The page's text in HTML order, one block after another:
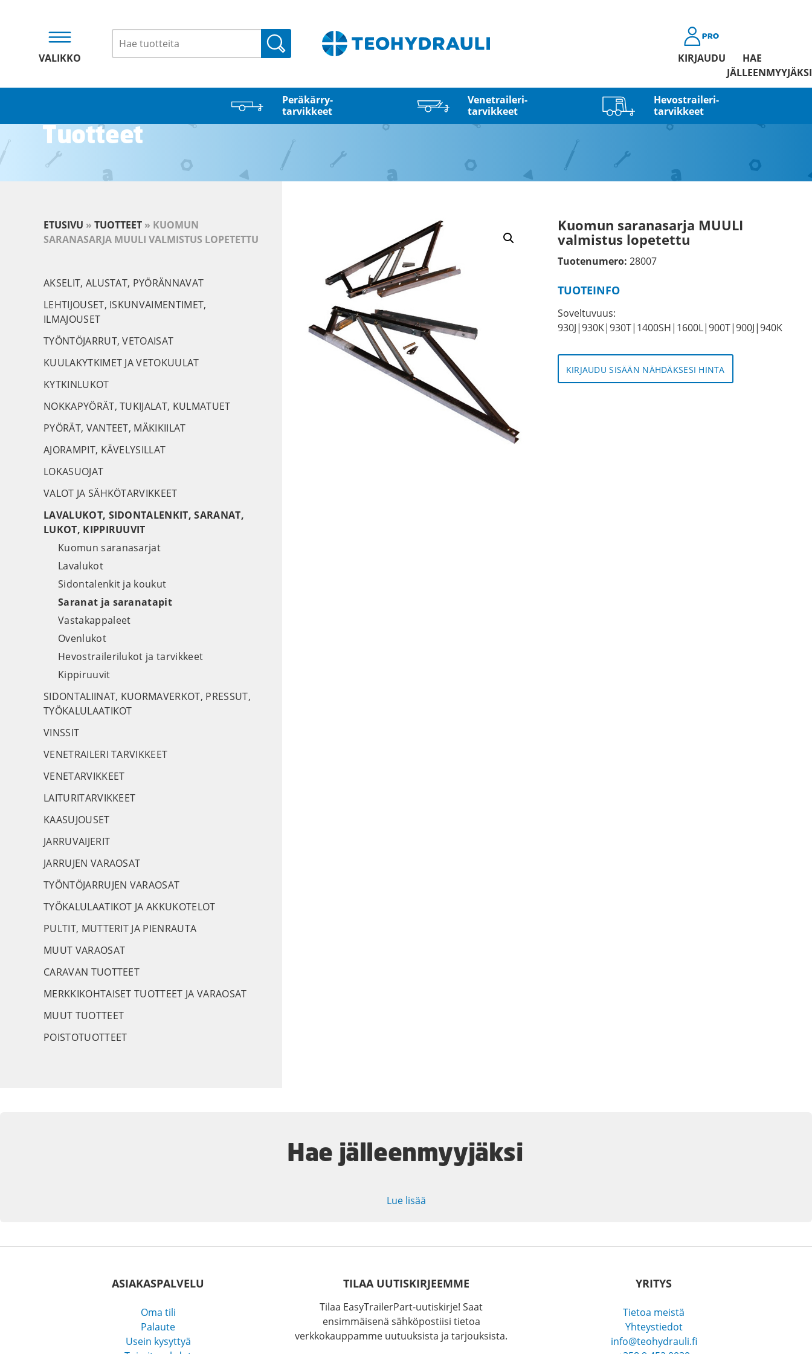
VALIKKO
Haku
KIRJAUDU
HAE
JÄLLEENMYYJÄKSI
Peräkärry­
tarvikkeet
Venetraileri­
tarvikkeet
Hevostraileri­
tarvikkeet
Tuotteet
Kuomun saranasarja MUULI
valmistus lopetettu
Tuotenumero: 28007
TUOTEINFO
Soveltuvuus:
930J|930K|930T|1400SH|1600L|900T|900J|940K
KIRJAUDU SISÄÄN NÄHDÄKSESI HINTA
ETUSIVU » TUOTTEET » KUOMUN
SARANASARJA MUULI VALMISTUS LOPETETTU
AKSELIT, ALUSTAT, PYÖRÄNNAVAT
LEHTIJOUSET, ISKUNVAIMENTIMET,
ILMAJOUSET
TYÖNTÖJARRUT, VETOAISAT
KUULAKYTKIMET JA VETOKUULAT
KYTKINLUKOT
NOKKAPYÖRÄT, TUKIJALAT, KULMATUET
PYÖRÄT, VANTEET, MÄKIKIILAT
AJORAMPIT, KÄVELYSILLAT
LOKASUOJAT
VALOT JA SÄHKÖTARVIKKEET
LAVALUKOT, SIDONTALENKIT, SARANAT,
LUKOT, KIPPIRUUVIT
Kuomun saranasarjat
Lavalukot
Sidontalenkit ja koukut
Saranat ja saranatapit
Vastakappaleet
Ovenlukot
Hevostrailerilukot ja tarvikkeet
Kippiruuvit
SIDONTALIINAT, KUORMAVERKOT, PRESSUT,
TYÖKALULAATIKOT
VINSSIT
VENETRAILERI TARVIKKEET
VENETARVIKKEET
LAITURITARVIKKEET
KAASUJOUSET
JARRUVAIJERIT
JARRUJEN VARAOSAT
TYÖNTÖJARRUJEN VARAOSAT
TYÖKALULAATIKOT JA AKKUKOTELOT
PULTIT, MUTTERIT JA PIENRAUTA
MUUT VARAOSAT
CARAVAN TUOTTEET
MERKKIKOHTAISET TUOTTEET JA VARAOSAT
MUUT TUOTTEET
POISTOTUOTTEET
Hae jälleenmyyjäksi
Lue lisää
ASIAKASPALVELU
Oma tili
Palaute
Usein kysyttyä
YRITYS
Tietoa meistä
Yhteystiedot
info@teohydrauli.fi
TILAA UUTISKIRJEEMME
Tilaa EasyTrailerPart-uutiskirje! Saat
ensimmäisenä sähköpostiisi tietoa
verkkokauppamme uutuuksista ja tarjouksista.